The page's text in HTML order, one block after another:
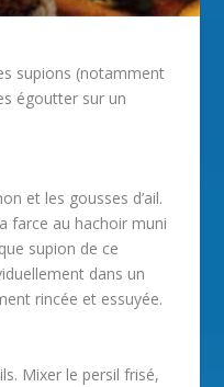
supions (notamment
égoutter sur un
et les gousses d’ail.
farce au hachoir muni
supion de ce
dans un
rincée et essuyée.
Mixer le persil frisé,